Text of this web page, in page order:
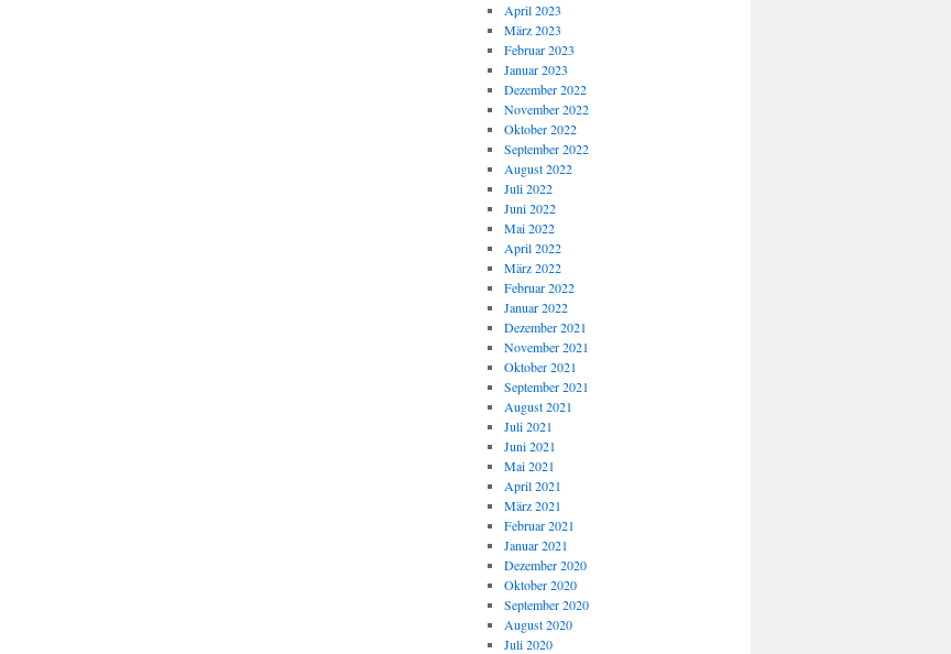
April 2023
März 2023
Februar 2023
Januar 2023
Dezember 2022
November 2022
Oktober 2022
September 2022
August 2022
Juli 2022
Juni 2022
Mai 2022
April 2022
März 2022
Februar 2022
Januar 2022
Dezember 2021
November 2021
Oktober 2021
September 2021
August 2021
Juli 2021
Juni 2021
Mai 2021
April 2021
März 2021
Februar 2021
Januar 2021
Dezember 2020
Oktober 2020
September 2020
August 2020
Juli 2020